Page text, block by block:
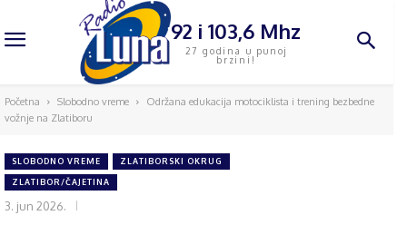
92 i 103,6 Mhz
27 godina u punoj
brzini!
Početna Slobodno vreme
Održana edukacija motociklista i trening bezbedne
vožnje na Zlatiboru
SLOBODNO VREME ZLATIBORSKI OKRUG
ZLATIBOR/ČAJETINA
3. jun 2026.